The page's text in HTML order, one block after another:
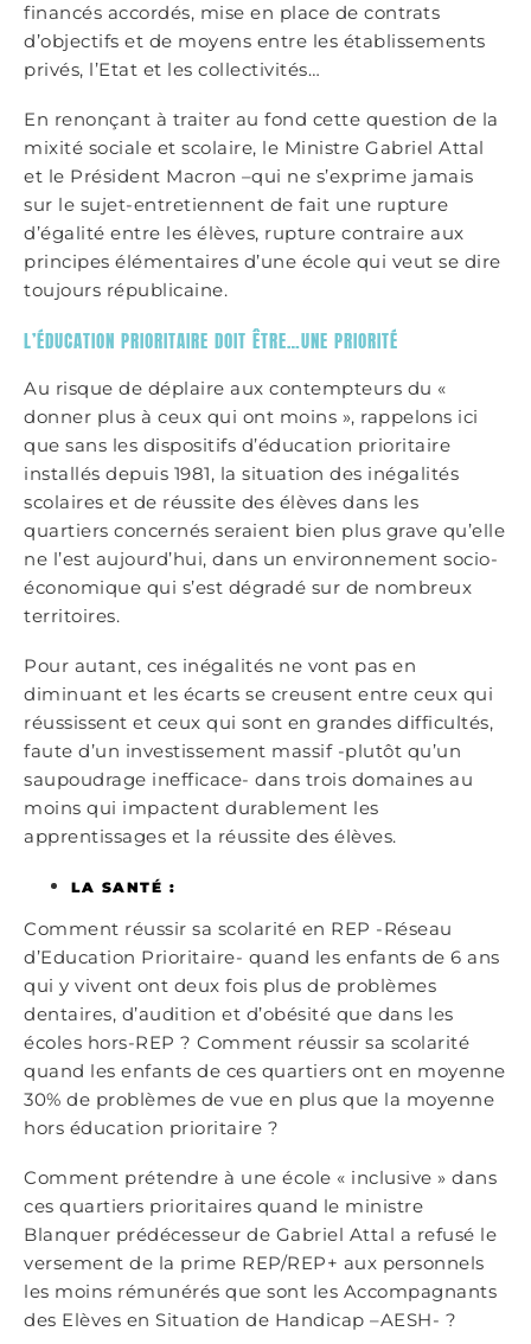
financés accordés, mise en place de contrats
d’objectifs et de moyens entre les établissements
privés, l’Etat et les collectivités…
En renonçant à traiter au fond cette question de la
mixité sociale et scolaire, le Ministre Gabriel Attal
et le Président Macron –qui ne s’exprime jamais
sur le sujet-entretiennent de fait une rupture
d’égalité entre les élèves, rupture contraire aux
principes élémentaires d’une école qui veut se dire
toujours républicaine.
L’ÉDUCATION PRIORITAIRE DOIT ÊTRE…UNE PRIORITÉ
Au risque de déplaire aux contempteurs du «
donner plus à ceux qui ont moins », rappelons ici
que sans les dispositifs d’éducation prioritaire
installés depuis 1981, la situation des inégalités
scolaires et de réussite des élèves dans les
quartiers concernés seraient bien plus grave qu’elle
ne l’est aujourd’hui, dans un environnement socio-
économique qui s’est dégradé sur de nombreux
territoires.
Pour autant, ces inégalités ne vont pas en
diminuant et les écarts se creusent entre ceux qui
réussissent et ceux qui sont en grandes difficultés,
faute d’un investissement massif -plutôt qu’un
saupoudrage inefficace- dans trois domaines au
moins qui impactent durablement les
apprentissages et la réussite des élèves.
LA SANTÉ :
Comment réussir sa scolarité en REP -Réseau
d’Education Prioritaire- quand les enfants de 6 ans
qui y vivent ont deux fois plus de problèmes
dentaires, d’audition et d’obésité que dans les
écoles hors-REP ? Comment réussir sa scolarité
quand les enfants de ces quartiers ont en moyenne
30% de problèmes de vue en plus que la moyenne
hors éducation prioritaire ?
Comment prétendre à une école « inclusive » dans
ces quartiers prioritaires quand le ministre
Blanquer prédécesseur de Gabriel Attal a refusé le
versement de la prime REP/REP+ aux personnels
les moins rémunérés que sont les Accompagnants
des Elèves en Situation de Handicap –AESH- ?